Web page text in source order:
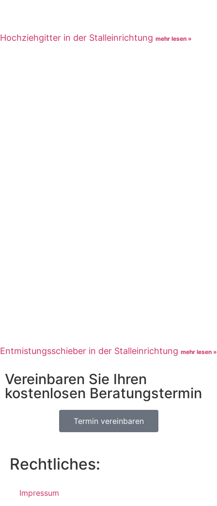
Hochziehgitter in der Stalleinrichtung mehr lesen »
Entmistungsschieber in der Stalleinrichtung mehr lesen »
Vereinbaren Sie Ihren
kostenlosen Beratungstermin
Termin vereinbaren
Rechtliches:
Impressum